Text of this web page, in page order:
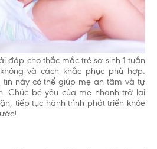
đáp cho thắc mắc trẻ sơ sinh 1 tuần
và cách khắc phục phù hợp.
tin này có thể giúp mẹ an tâm và tự
Chúc bé yêu của mẹ nhanh trở lại
tiếp tục hành trình phát triển khỏe